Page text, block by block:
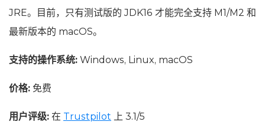
JRE。目前，只有测试版的 JDK16 才能完全支持 M1/M2 和
最新版本的 macOS。
支持的操作系统: Windows, Linux, macOS
价格: 免费
用户评级: 在 Trustpilot 上 3.1/5